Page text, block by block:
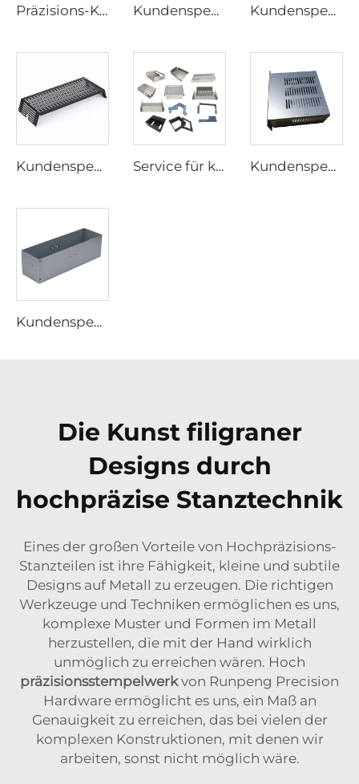
Präzisions-Kundenteile, industrieller 5-Achs-CNC-Fräser, Drehen, Aluminium-, Stahl-, Kupfer-, Messing-, ABS-Bearbeitungsdienst, medizinische und Automobil-CNC-Teile Kundenspezifische Blechbearbeitung Stanzteile Edelstahlprodukte Blechbearbeitung Kundenspezifische Halterung aus Aluminium und Edelstahl, pulverbeschichtete Stanzhalterung
Kundenspezifische Stanzteile Blechstanzen Metallbearbeitung Stanzteile Service für kundenspezifische Blechteile Laserschneiden Schweißen Biegen und Stanzen Herstellung von Eisen und Edelstahl Stanzbearbeitung Kundenspezifisches Stanzen von elektronischen Aluminiumgehäusen Kundenspezifisches Blechgehäuse
Kundenspezifisches Aluminiumgehäuse, Aluminium-Metal Stamping und Schweißgehäuse
Die Kunst filigraner
Designs durch
hochpräzise Stanztechnik
Eines der großen Vorteile von Hochpräzisions-
Stanzteilen ist ihre Fähigkeit, kleine und subtile
Designs auf Metall zu erzeugen. Die richtigen
Werkzeuge und Techniken ermöglichen es uns,
komplexe Muster und Formen im Metall
herzustellen, die mit der Hand wirklich
unmöglich zu erreichen wären. Hoch
präzisionsstempelwerkvon Runpeng Precision
Hardware ermöglicht es uns, ein Maß an
Genauigkeit zu erreichen, das bei vielen der
komplexen Konstruktionen, mit denen wir
arbeiten, sonst nicht möglich wäre.